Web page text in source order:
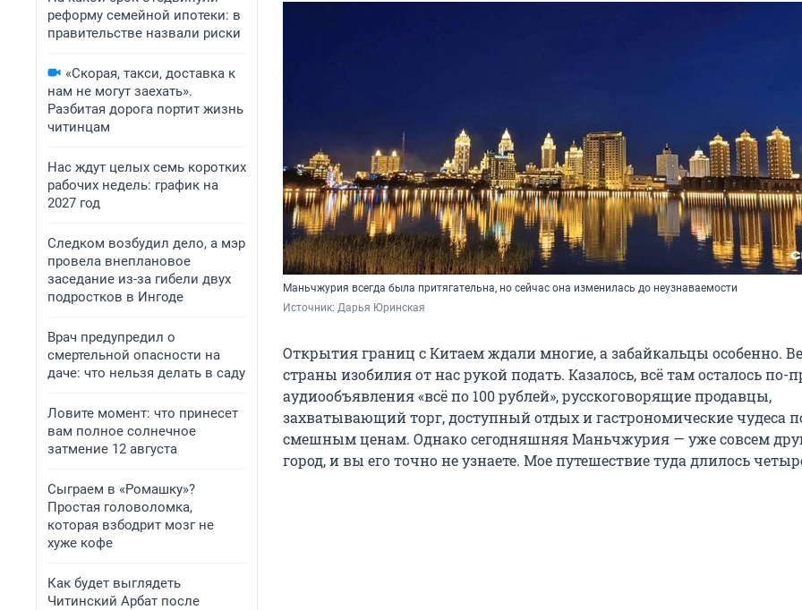
реформу семейной ипотеки: в
правительстве назвали риски
«Скорая, такси, доставка к
нам не могут заехать».
Разбитая дорога портит жизнь
читинцам
Нас ждут целых семь коротких
рабочих недель: график на
2027 год
Следком возбудил дело, а мэр
провела внеплановое
заседание из-за гибели двух
подростков в Ингоде
Врач предупредил о
смертельной опасности на
даче: что нельзя делать в саду
Ловите момент: что принесет
вам полное солнечное
затмение 12 августа
Сыграем в «Ромашку»?
Простая головоломка,
которая взбодрит мозг не
хуже кофе
Как будет выглядеть
Читинский Арбат после
Маньчжурия всегда была притягательна, но сейчас она изменилась до неузнаваемости
Источник: Дарья Юринская
Открытия границ с Китаем ждали многие, а забайкальцы особенно.
страны изобилия от нас рукой подать. Казалось, всё там осталось по-
аудиообъявления «всё по 100 рублей», русскоговорящие продавцы,
захватывающий торг, доступный отдых и гастрономические чудеса
смешным ценам. Однако сегодняшняя Маньчжурия — уже совсем
город, и вы его точно не узнаете. Мое путешествие туда длилось